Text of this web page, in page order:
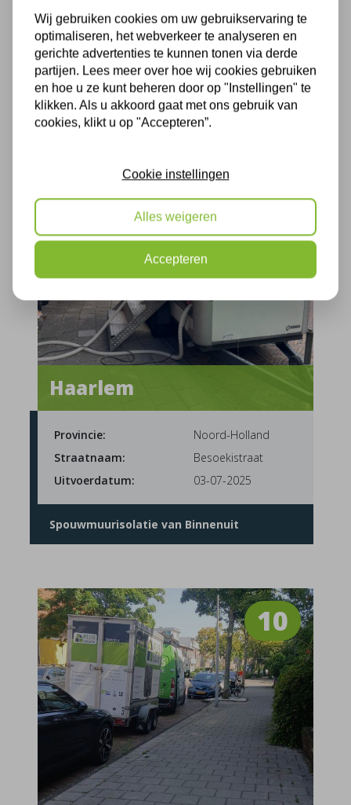
Uitvoerdatum:
07-07-2025
Kruipruimte isoleren met bodemparels
Haarlem
Provincie:
Noord-Holland
Straatnaam:
Besoekistraat
Uitvoerdatum:
03-07-2025
Spouwmuurisolatie van Binnenuit
10
Wij gebruiken cookies om uw gebruikservaring te
optimaliseren, het webverkeer te analyseren en
gerichte advertenties te kunnen tonen via derde
partijen. Lees meer over hoe wij cookies gebruiken
en hoe u ze kunt beheren door op "Instellingen" te
klikken. Als u akkoord gaat met ons gebruik van
cookies, klikt u op "Accepteren”.
Cookie instellingen
Alles weigeren
Accepteren